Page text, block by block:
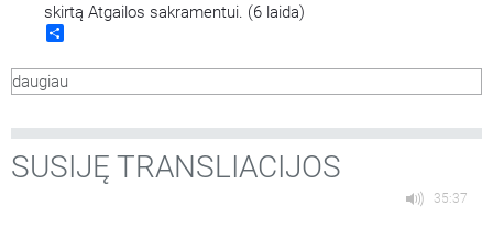
skirtą Atgailos sakramentui. (6 laida)
daugiau
SUSIJĘ TRANSLIACIJOS
35:37